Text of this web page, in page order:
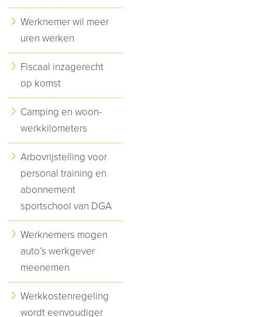
Werknemer wil meer
uren werken
Fiscaal inzagerecht
op komst
Camping en woon-
werkkilometers
Arbovrijstelling voor
personal training en
abonnement
sportschool van DGA
Werknemers mogen
auto’s werkgever
meenemen
Werkkostenregeling
wordt eenvoudiger